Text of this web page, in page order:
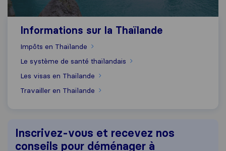
Informations sur la Thaïlande
Impôts en Thaïlande
Le système de santé thaïlandais
Les visas en Thaïlande
Travailler en Thaïlande
Inscrivez-vous et recevez nos
conseils pour déménager à